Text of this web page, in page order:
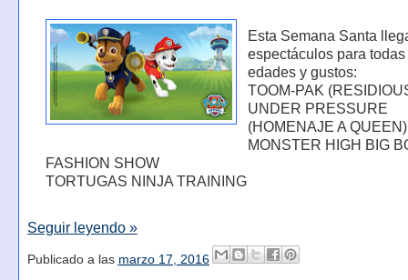
Esta Semana Santa
espectáculos para
edades y gustos:
TOOM-PAK
UNDER PRESSURE
(HOMENAJE A QUEEN)
MONSTER HIGH BIG
FASHION SHOW
TORTUGAS NINJA TRAINING
Seguir leyendo »
Publicado a las marzo 17, 2016